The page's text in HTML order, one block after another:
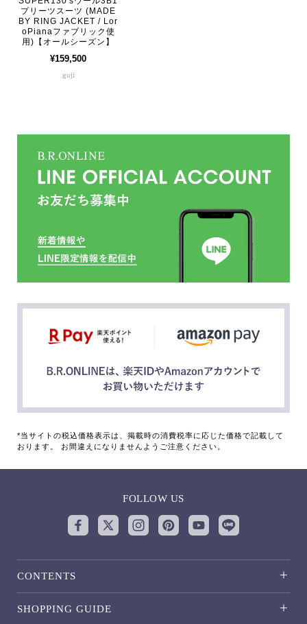
プリーツスーツ (MADE
BY RING JACKET / Lor
oPianaファブリック使
用)【オールシーズン】
¥159,500
guji
*当サイトの税込価格表示は、掲載時の消費税率に応じた価格で記載して
おります。 お間違えになりませんようご注意ください。
FOLLOW US
CONTENTS
SHOPPING GUIDE